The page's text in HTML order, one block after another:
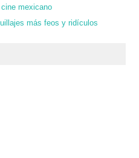
mexicano
más feos y ridículos